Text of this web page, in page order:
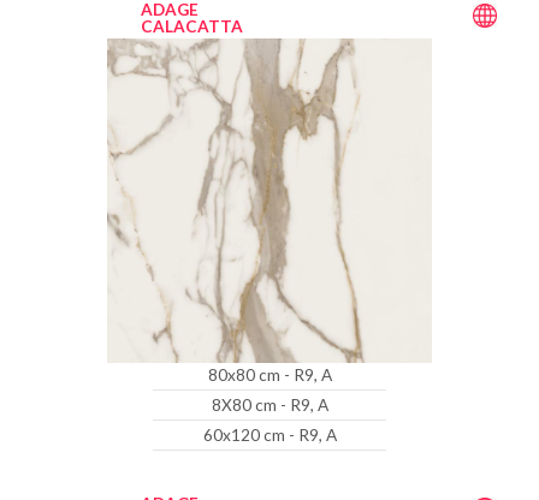
ADAGE
CALACATTA
80x80 cm - R9, A
8X80 cm - R9, A
60x120 cm - R9, A